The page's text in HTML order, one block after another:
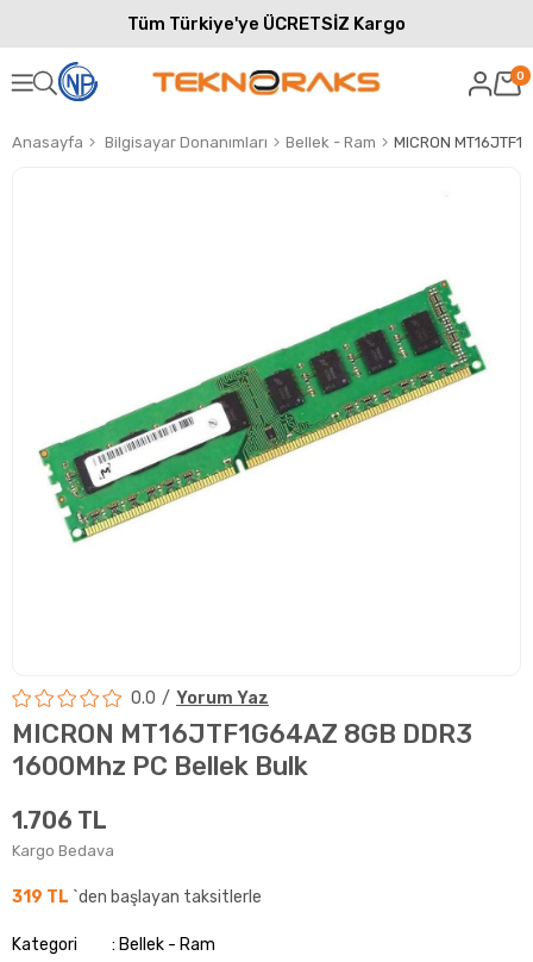
Tüm Türkiye'ye ÜCRETSİZ Kargo
0
Anasayfa Bilgisayar Donanımları Bellek - Ram
0.0 Yorum Yaz
MICRON MT16JTF1G64AZ 8GB DDR3
1600Mhz PC Bellek Bulk
1.706 TL
Kargo Bedava
319 TL `den başlayan taksitlerle
Kategori
Bellek - Ram